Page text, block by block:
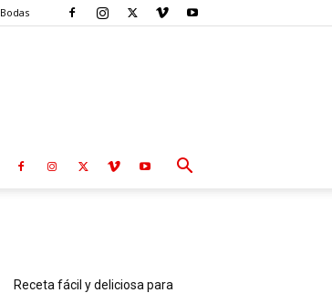
Bodas
Receta fácil y deliciosa para